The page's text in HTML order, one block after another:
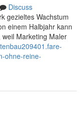
Discuss
gezieltes Wachstum
einem Halbjahr kann
Marketing Maler
ohne-reine-